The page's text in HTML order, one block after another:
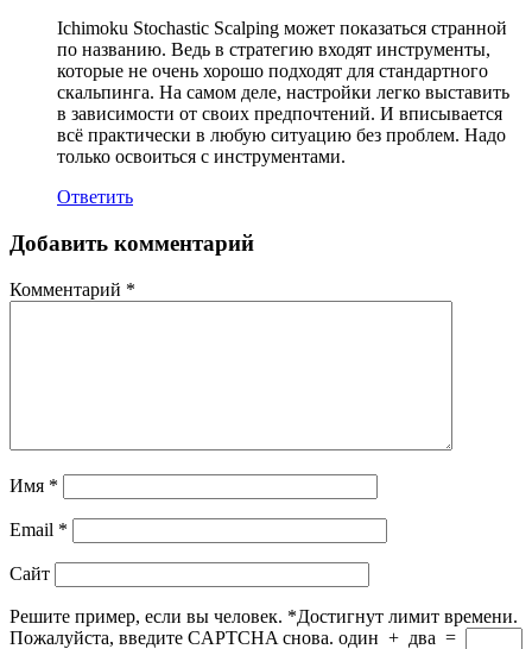
Ichimoku Stochastic Scalping может показаться странной
по названию. Ведь в стратегию входят инструменты,
которые не очень хорошо подходят для стандартного
скальпинга. На самом деле, настройки легко выставить
в зависимости от своих предпочтений. И вписывается
всё практически в любую ситуацию без проблем. Надо
только освоиться с инструментами.
Ответить
Добавить комментарий
Комментарий *
Имя *
Email *
Сайт
Решите пример, если вы человек. *Достигнут лимит времени.
Пожалуйста, введите CAPTCHA снова. один + два =